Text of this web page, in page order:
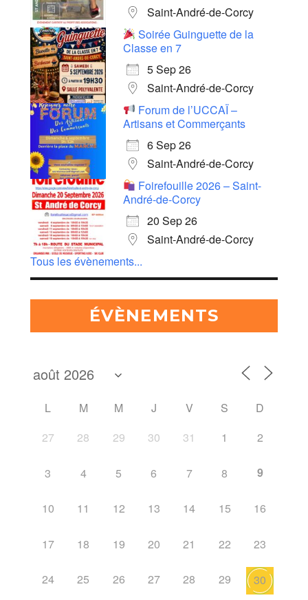
Saint-André-de-Corcy
Soirée Guinguette de la
Classe en 7
5 Sep 26
Saint-André-de-Corcy
Forum de l’UCCAÏ –
Artisans et Commerçants
6 Sep 26
Saint-André-de-Corcy
Foirefouille 2026 – Saint-
André-de-Corcy
20 Sep 26
Saint-André-de-Corcy
Tous les évènements...
ÉVÈNEMENTS
L M M J V S
D
27
28 29 30 31 1 2
3 4 5 6 7 8 9
10 11 12 13 14 15 16
17 18 19 20 21 22 23
24 25 26 27 28 29 30